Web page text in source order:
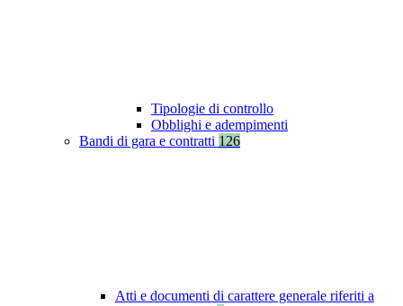
Tipologie di controllo
Obblighi e adempimenti
Bandi di gara e contratti 126
Atti e documenti di carattere generale riferiti a